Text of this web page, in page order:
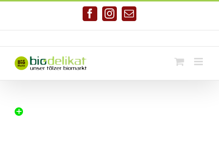
Facebook
Instagram
E-
Mail